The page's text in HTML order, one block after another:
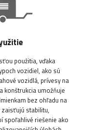
použitia, vďaka
vozidiel, ako sú
vozidlá, prívesy na
konštrukcia umožňuje
bez ohľadu na
zaisťujú stabilitu,
spoľahlivé riešenie ako